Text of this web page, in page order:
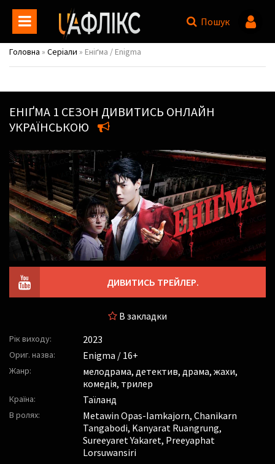
Пошук
Головна » Серіали » Еніґма / Enigma
ЕНІҐМА 1 СЕЗОН ДИВИТИСЬ ОНЛАЙН
УКРАЇНСЬКОЮ
ДИВИТИСЬ ТРЕЙЛЕР.
В закладки
Рік виходу: 2023
Ориг. назва: Enigma / 16+
Жанр:
мелодрама, детектив, драма, жахи,
комедія, трилер
Країна: Таїланд
В ролях: Metawin Opas-Iamkajorn, Chanikarn
Tangabodi, Kanyarat Ruangrung,
Sureeyaret Yakaret, Preeyaphat
Lorsuwansiri